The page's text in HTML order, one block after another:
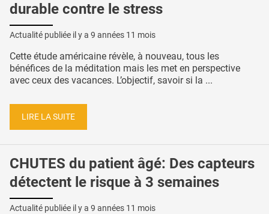
durable contre le stress
Actualité publiée il y a 9 années 11 mois
Cette étude américaine révèle, à nouveau, tous les
bénéfices de la méditation mais les met en perspective
avec ceux des vacances. L’objectif, savoir si la ...
LIRE LA SUITE
CHUTES du patient âgé: Des capteurs
détectent le risque à 3 semaines
Actualité publiée il y a 9 années 11 mois